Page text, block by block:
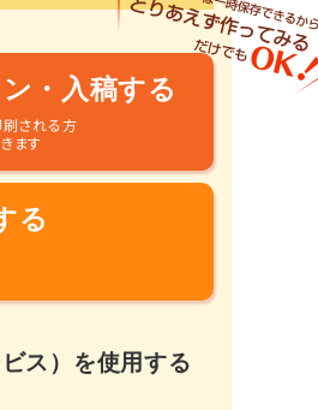
・入稿する
刷される方
ます
る
ス）を使用する